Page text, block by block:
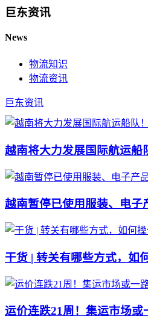
巨东资讯
News
物流知识
物流资讯
巨东资讯
越南将大力发展国际航运船
越南暂停已使用服装、电子
干货 | 转关有哪些方式，如
运价连跌21周！集运市场或